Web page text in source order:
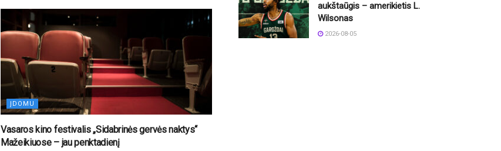
ĮDOMU
Vasaros kino festivalis „Sidabrinės gervės naktys“
Mažeikiuose – jau penktadienį
aukštaūgis – amerikietis L.
Wilsonas
2026-08-05